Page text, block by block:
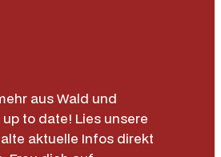
aus Wald und
to date! Lies unsere
aktuelle Infos direkt